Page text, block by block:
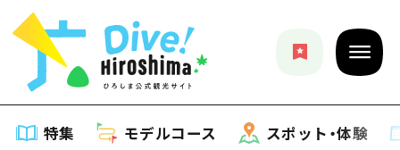
特集 モデルコース スポット・体験